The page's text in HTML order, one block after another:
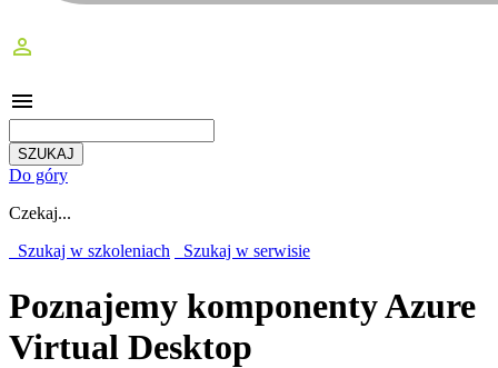
perm_identity
menu
Do góry
Czekaj...
Szukaj w szkoleniach
Szukaj w serwisie
Poznajemy komponenty Azure
Virtual Desktop